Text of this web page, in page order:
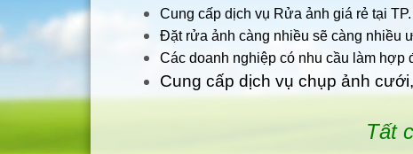
Cung cấp dịch vụ Rửa ảnh giá rẻ tại
Đặt rửa ảnh càng nhiều sẽ càng nhiều
Các doanh nghiệp có nhu cầu làm hợp
Cung cấp dịch vụ chụp ảnh
Tất